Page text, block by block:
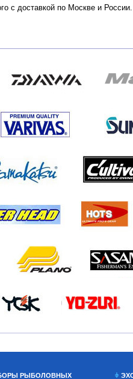
с доставкой по Москве и
РЫБОЛОВНЫХ